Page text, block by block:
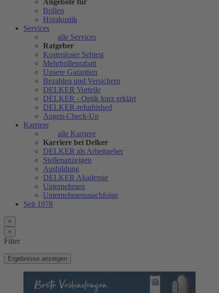
Angebote für
Brillen
Hörakustik
Services
alle Services
Ratgeber
Kostenloser Sehtest
Mehrbrillenrabatt
Unsere Garantien
Bezahlen und Versichern
DELKER Vorteile
DELKER - Optik kurz erklärt
DELKER-refurbished
Augen-Check-Up
Karriere
alle Karriere
Karriere bei Delker
DELKER als Arbeitgeber
Stellenanzeigen
Ausbildung
DELKER Akademie
Unternehmen
Unternehmensnachfolge
Seit 1978
×
×
Filter
Ergebnisse anzeigen